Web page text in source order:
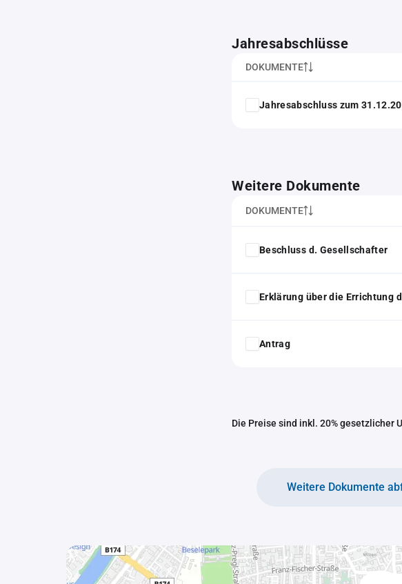
Jahresabschlüsse
DOKUMENTE
Jahresabschluss zum
Weitere Dokumente
DOKUMENTE
Beschluss d. Gesellschafter
Erklärung über die Errichtung
Antrag
Die Preise sind inkl. 20% gesetzlicher
Weitere Dokumente